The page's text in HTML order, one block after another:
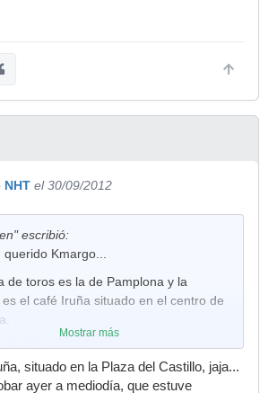
NHT el 30/09/2012
escribió:
Kmargo...
de toros es la de Pamplona y la
el café Iruña situado en el centro de
foral y navarro...
Mostrar más
situado en la Plaza del Castillo, jaja...
ayer a mediodía, que estuve